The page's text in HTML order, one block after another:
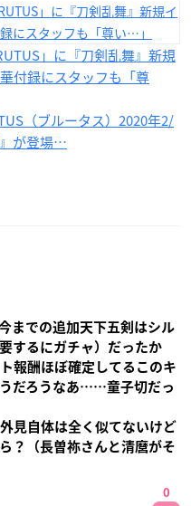
」に『刀剣乱舞』新規
付録にスタッフも「尊
（ブルータス）2020年2/
が登場…
までの追加天下五剣はシル
するにガチャ）だったか
報酬ほぼ確定してるこのキ
だろうなあ……童子切だっ
見自体は全く似てないけど
？（長曽祢さんと清麿がそ
0